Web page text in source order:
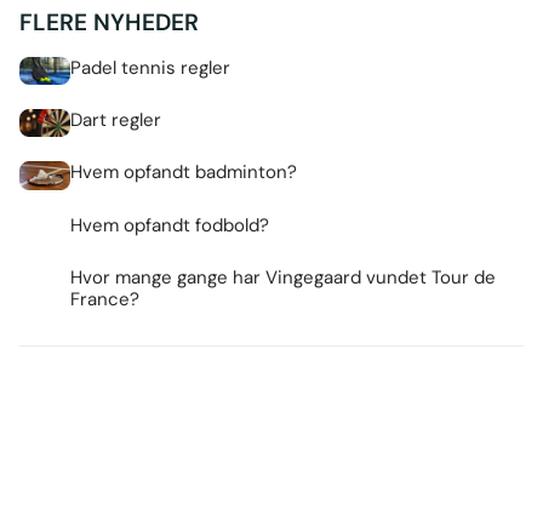
FLERE NYHEDER
Padel tennis regler
Dart regler
Hvem opfandt badminton?
Hvem opfandt fodbold?
Hvor mange gange har Vingegaard vundet Tour de
France?